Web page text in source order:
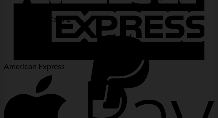
MasterCard 2
American Express